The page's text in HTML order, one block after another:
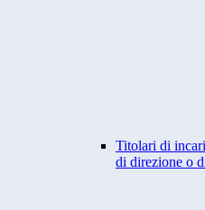
Titolari di
di direzione o